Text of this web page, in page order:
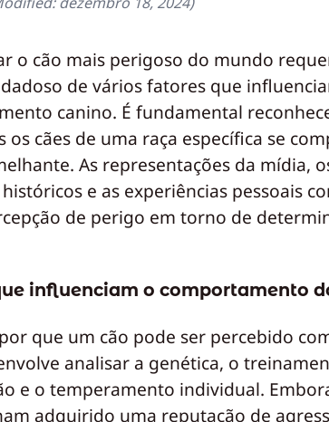
o cão mais perigoso do mundo
de vários fatores que
canino. É fundamental
os cães de uma raça específica se
As representações da mídia,
e as experiências pessoais
de perigo em torno de
influenciam o comportamento
que um cão pode ser percebido
analisar a genética, o
e o temperamento individual.
adquirido uma reputação de